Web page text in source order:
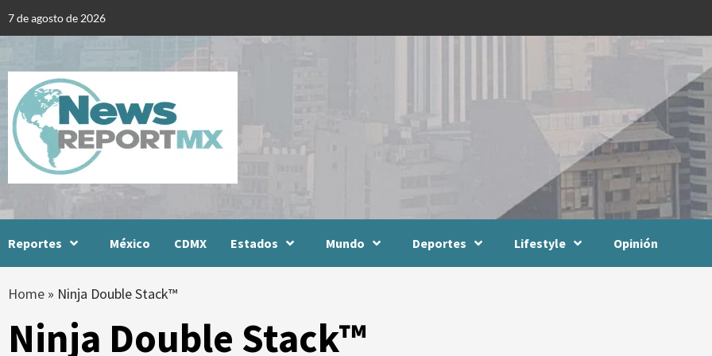
7 de agosto de 2026
Reportes México CDMX Estados Mundo Deportes Lifestyle Opinión
Home » Ninja Double Stack™
Ninja Double Stack™